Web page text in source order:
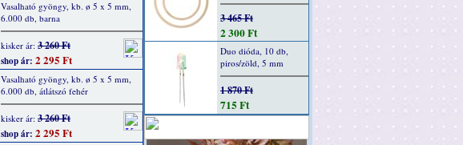
Vasalható gyöngy, kb. ø 5 x 5 mm,
6.000 db, barna
kisker ár: 3 260 Ft
shop ár: 2 295 Ft
Vasalható gyöngy, kb. ø 5 x 5 mm,
6.000 db, átlátszó fehér
kisker ár: 3 260 Ft
shop ár: 2 295 Ft
3 465 Ft
2 300 Ft
Duo dióda, 10 db,
piros/zöld, 5 mm
1 870 Ft
715 Ft